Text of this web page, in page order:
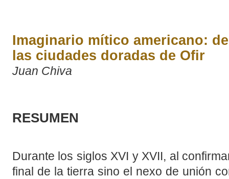
Imaginario mítico americano:
las ciudades doradas de Ofir
Juan Chiva
RESUMEN
Durante los siglos XVI y XVII, al
final de la tierra sino el nexo de unión